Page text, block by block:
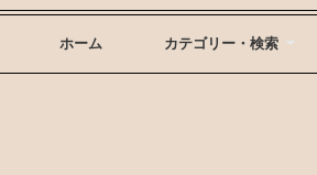
ホーム カテゴリー・検索